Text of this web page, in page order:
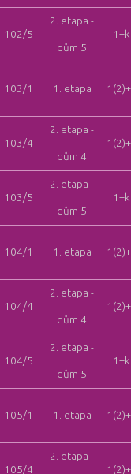
102/5
2. etapa -
dům 5
103/1 1. etapa
103/4
2. etapa -
dům 4
103/5
2. etapa -
dům 5
104/1 1. etapa
104/4
2. etapa -
dům 4
104/5
2. etapa -
dům 5
105/1 1. etapa
105/4
2. etapa -